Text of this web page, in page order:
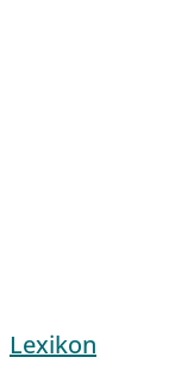
Lexikon